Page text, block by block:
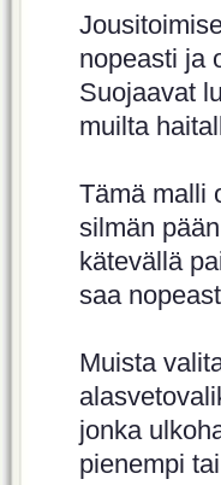
nopeasti ja
Suojaavat
muilta
Tämä malli
silmän
kätevällä
saa
Muista
jonka
pienempi